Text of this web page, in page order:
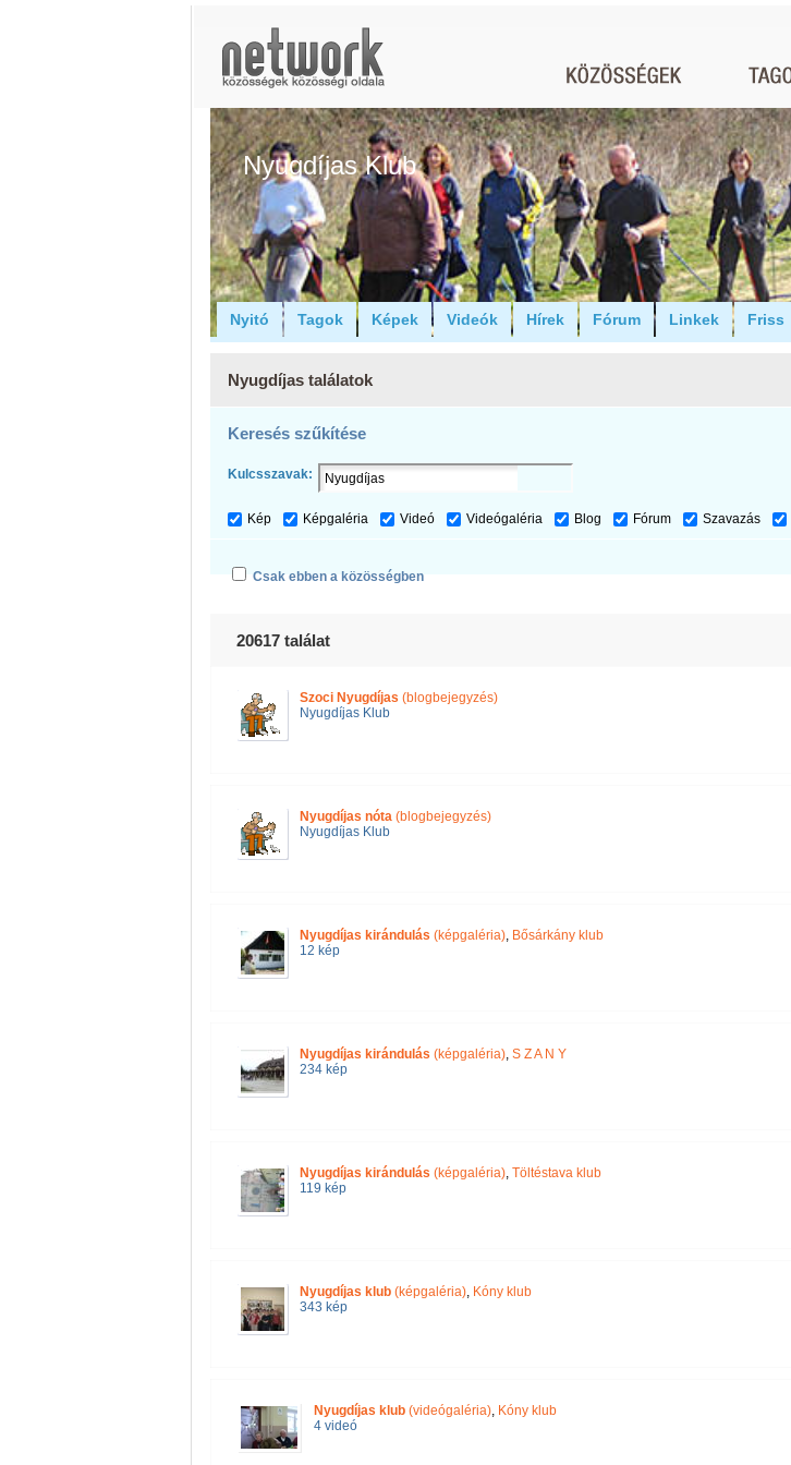
Nyugdíjas Klub
Nyitó Tagok Képek Videók Hírek Fórum Linkek Friss
Nyugdíjas találatok
Keresés szűkítése
Kulcsszavak:
Kép Képgaléria Videó Videógaléria Blog Fórum Szavazás
Csak ebben a közösségben
20617 találat
Szoci Nyugdíjas (blogbejegyzés)
Nyugdíjas Klub
Nyugdíjas nóta (blogbejegyzés)
Nyugdíjas Klub
Nyugdíjas kirándulás (képgaléria), Bősárkány klub
12 kép
Nyugdíjas kirándulás (képgaléria), S Z A N Y
234 kép
Nyugdíjas kirándulás (képgaléria), Töltéstava klub
119 kép
Nyugdíjas klub (képgaléria), Kóny klub
343 kép
Nyugdíjas klub (videógaléria), Kóny klub
4 videó